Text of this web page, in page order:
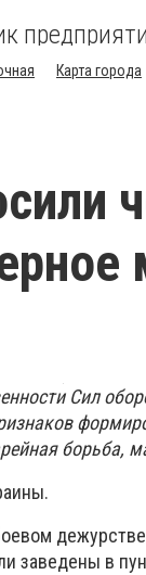
Карта города
Сил
борьба,
заведены в